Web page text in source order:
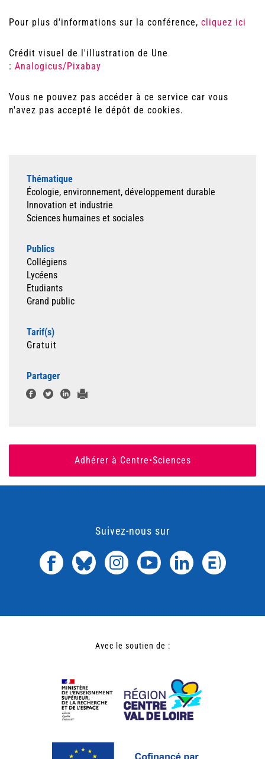
Pour plus d'informations sur la conférence, cliquez ici
Crédit visuel de l'illustration de Une
: Analogicus/Pixabay
Vous ne pouvez pas accéder à ce service car vous
n'avez pas accepté le dépôt de cookies.
Thématique
Écologie, environnement, développement durable
Innovation et industrie
Sciences humaines et sociales
Publics
Collégiens
Lycéens
Etudiants
Grand public
Tarif(s)
Gratuit
Partager
Adhérer à Centre•Sciences
Suivez-nous sur
Avec le soutien de :